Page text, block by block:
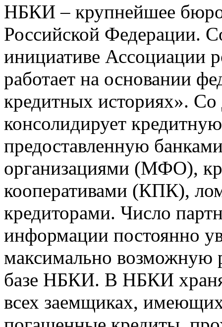
НБКИ – крупнейшее
Российской Федерации.
инициативе Ассоциации
работает на основании
кредитных историях».
консолидирует
предоставленную
организациями (МФО),
кооперативами (КПК),
кредиторами. Число
информации постоянно
максимально возможную
базе НБКИ. В НБКИ
всех заемщиках,